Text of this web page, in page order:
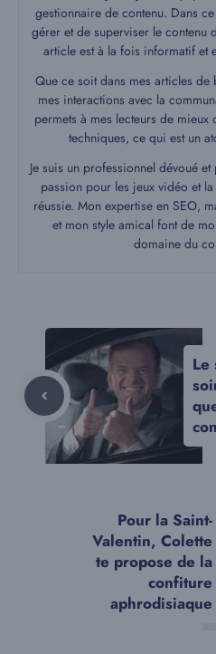
gestionnaire de contenu. Dans
gérer et de superviser le contenu
article est à la fois informatif et
Que ce soit dans mes articles
mes interactions avec la
permets à mes lecteurs de
techniques, ce qui est un
Je suis un professionnel dévoué
passion pour les jeux vidéo et
réussie. Mon expertise en SEO,
et mon style amical font de
domaine du
Le
Pour la Saint-
Valentin, Colette
te propose de la
confiture
aphrodisiaque